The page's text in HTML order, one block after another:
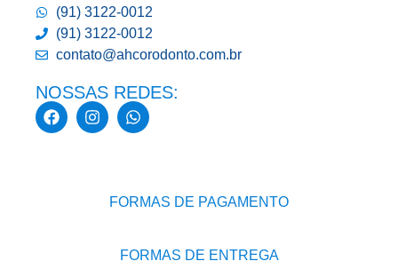
(91) 3122-0012
(91) 3122-0012
contato@ahcorodonto.com.br
NOSSAS REDES:
FORMAS DE PAGAMENTO
FORMAS DE ENTREGA